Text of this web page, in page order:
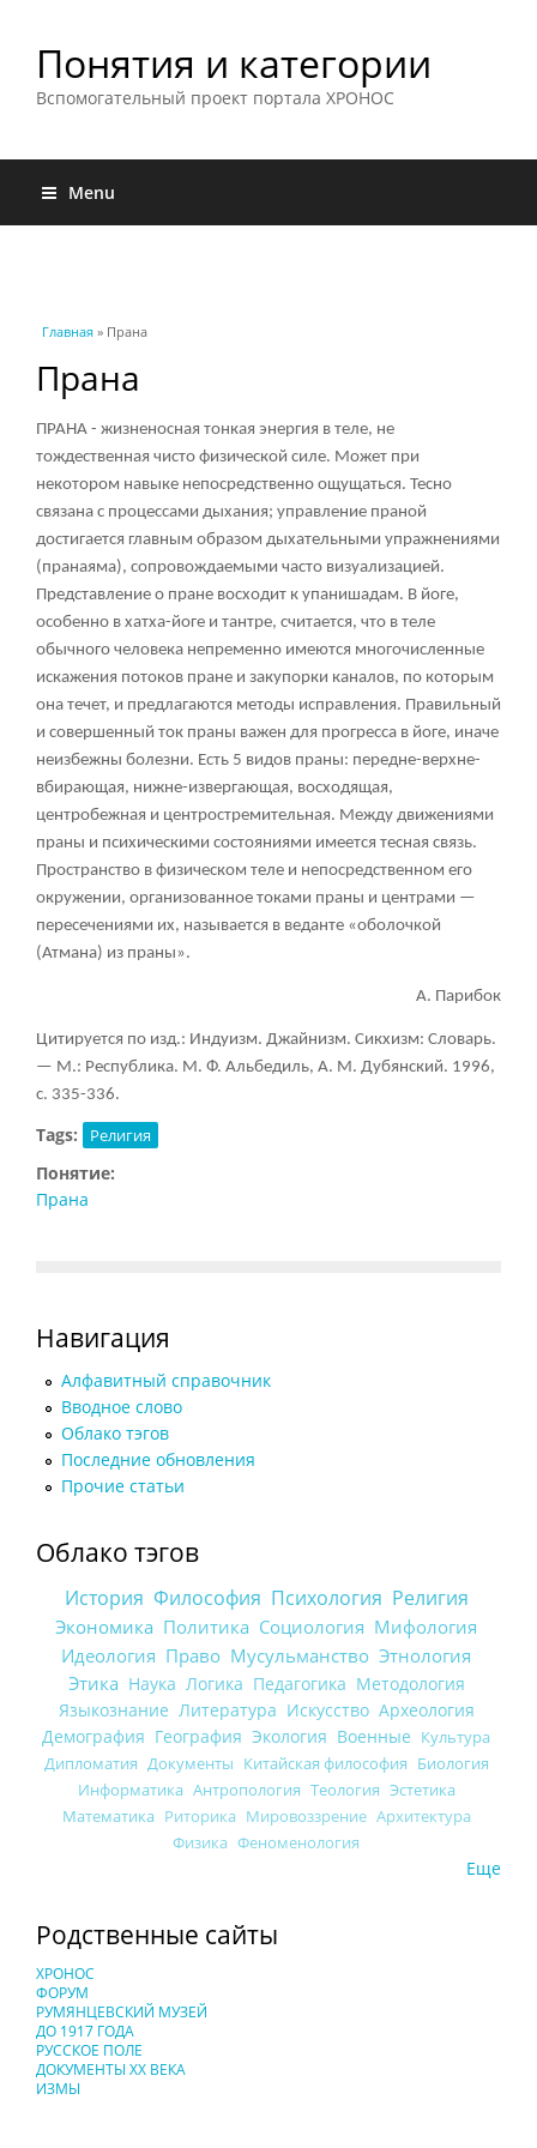
Понятия и категории
Вспомогательный проект портала ХРОНОС
Menu
Вы здесь
Главная » Прана
Прана
ПРАНА - жизненосная тонкая энергия в теле, не
тождественная чисто физической силе. Может при
некотором навыке непосредственно ощущаться. Тесно
связана с процессами дыхания; управление праной
достигается главным образом дыхательными упражнениями
(пранаяма), сопровождаемыми часто визуализацией.
Представление о пране восходит к упанишадам. В йоге,
особенно в хатха-йоге и тантре, считается, что в теле
обычного человека непременно имеются многочисленные
искажения потоков пране и закупорки каналов, по которым
она течет, и предлагаются методы исправления. Правильный
и совершенный ток праны важен для прогресса в йоге, иначе
неизбежны болезни. Есть 5 видов праны: передне-верхне-
вбирающая, нижне-извергающая, восходящая,
центробежная и центростремительная. Между движениями
праны и психическими состояниями имеется тесная связь.
Пространство в физическом теле и непосредственном его
окружении, организованное токами праны и центрами —
пересечениями их, называется в веданте «оболочкой
(Атмана) из праны».
А. Парибок
Цитируется по изд.: Индуизм. Джайнизм. Сикхизм: Словарь.
— М.: Республика. М. Ф. Альбедиль, А. М. Дубянский. 1996,
с. 335-336.
Tags: Религия
Понятие:
Прана
Навигация
Алфавитный справочник
Вводное слово
Облако тэгов
Последние обновления
Прочие статьи
Облако тэгов
История Философия Психология Религия
Экономика Политика Социология Мифология
Идеология Право Мусульманство Этнология
Этика Наука Логика Педагогика Методология
Языкознание Литература Искусство Археология
Демография География Экология Военные Культура
Дипломатия Документы Китайская философия Биология
Информатика Антропология Теология Эстетика
Математика Риторика Мировоззрение Архитектура
Физика Феноменология
Еще
Родственные сайты
ХРОНОС
ФОРУМ
РУМЯНЦЕВСКИЙ МУЗЕЙ
ДО 1917 ГОДА
РУССКОЕ ПОЛЕ
ДОКУМЕНТЫ XX ВЕКА
ИЗМЫ